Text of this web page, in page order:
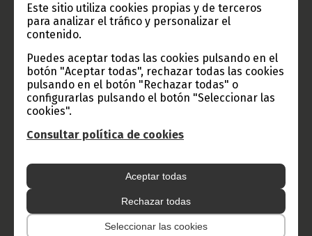
Este sitio utiliza cookies propias y de terceros
para analizar el tráfico y personalizar el
contenido.
Puedes aceptar todas las cookies pulsando en el
botón "Aceptar todas", rechazar todas las cookies
pulsando en el botón "Rechazar todas" o
configurarlas pulsando el botón "Seleccionar las
cookies".
Consultar política de cookies
Aceptar todas
Rechazar todas
Seleccionar las cookies
Radio Nacional de Guinea
Ecuatorial
Haz click aquí para escuchar ahora
CATEGORÍAS
Noticias Gobierno
Presidencia
África
Deportes Vicepresidencia
Cultura Estadísticas
Gente GE 50 Aniversario Independencia